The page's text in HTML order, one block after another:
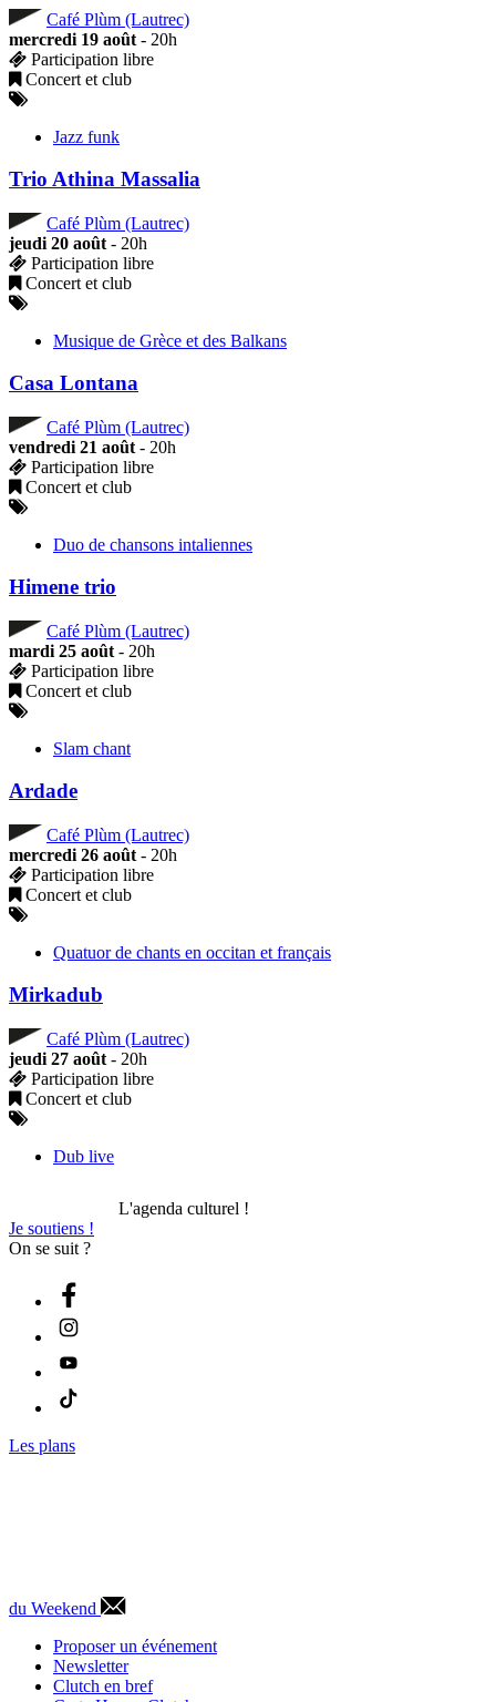
Café Plùm (Lautrec)
mercredi 19 août - 20h
Participation libre
Concert et club
Jazz funk
Trio Athina Massalia
Café Plùm (Lautrec)
jeudi 20 août - 20h
Participation libre
Concert et club
Musique de Grèce et des Balkans
Casa Lontana
Café Plùm (Lautrec)
vendredi 21 août - 20h
Participation libre
Concert et club
Duo de chansons intaliennes
Himene trio
Café Plùm (Lautrec)
mardi 25 août - 20h
Participation libre
Concert et club
Slam chant
Ardade
Café Plùm (Lautrec)
mercredi 26 août - 20h
Participation libre
Concert et club
Quatuor de chants en occitan et français
Mirkadub
Café Plùm (Lautrec)
jeudi 27 août - 20h
Participation libre
Concert et club
Dub live
L'agenda culturel !
Je soutiens !
On se suit ?
Les plans
du Weekend
Proposer un événement
Newsletter
Clutch en bref